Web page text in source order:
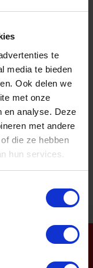
te
media te bieden
Ook delen we
met onze
en analyse. Deze
met andere
die ze hebben
hun services.